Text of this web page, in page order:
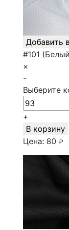
Добавить
#101
×
-
Выберите
+
В корзину
Цена: 80 ₽